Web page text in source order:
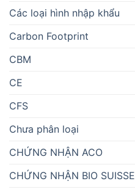
Các loại hình nhập khẩu
Carbon Footprint
CBM
CE
CFS
Chưa phân loại
CHỨNG NHẬN ACO
CHỨNG NHẬN BIO SUISSE